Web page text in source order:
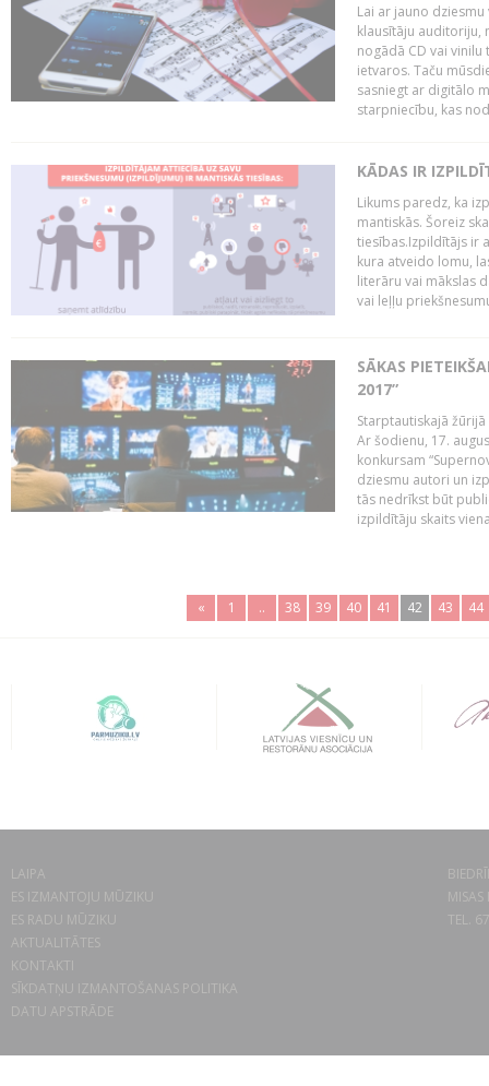
Lai ar jauno
klausītāju auditoriju,
nogādā CD vai
ietvaros. Taču
sasniegt ar digitālo
starpniecību, kas
KĀDAS IR
Likums paredz, ka
mantiskās. Šoreiz
tiesības.Izpildītājs ir
kura atveido lomu,
literāru vai mākslas
vai leļļu
SĀKAS
2017”
Starptautiskajā
Ar šodienu, 17.
konkursam
dziesmu autori un
tās nedrīkst būt
izpildītāju skaits
« 1 .. 38 39 40 41 42 43 44
LAIPA
ES IZMANTOJU MŪZIKU
ES RADU MŪZIKU
AKTUALITĀTES
KONTAKTI
SĪKDATŅU IZMANTOŠANAS POLITIKA
DATU APSTRĀDE
TEL.